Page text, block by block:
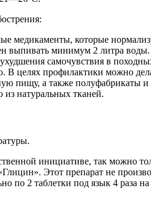
медикаменты, которые
выпивать минимум 2 литра воды.
самочувствия в
В целях профилактики можно
пищу, а также полуфабрикаты и
натуральных тканей.
инициативе, так можно
Этот препарат не
по 2 таблетки под язык 4 раза на